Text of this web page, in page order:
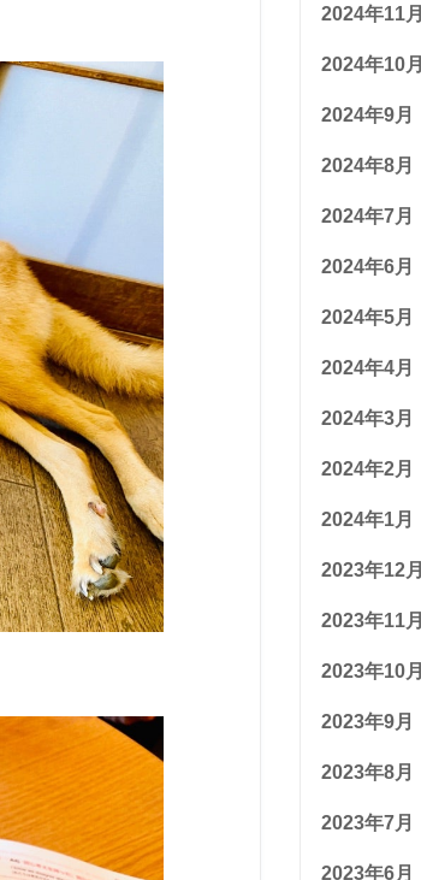
2024年11月
2024年10月
2024年9月
2024年8月
2024年7月
2024年6月
2024年5月
2024年4月
2024年3月
2024年2月
2024年1月
2023年12月
2023年11月
2023年10月
2023年9月
2023年8月
2023年7月
2023年6月